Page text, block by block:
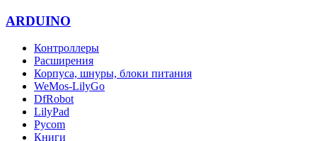
ARDUINO
Контроллеры
Расширения
Корпуса, шнуры, блоки питания
WeMos-LilyGo
DfRobot
LilyPad
Pycom
Книги